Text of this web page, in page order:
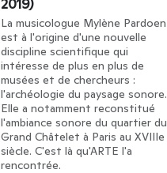
La musicologue Mylène Pardoen
est à l'origine d'une nouvelle
discipline scientifique qui
intéresse de plus en plus de
musées et de chercheurs :
l'archéologie du paysage sonore.
Elle a notamment reconstitué
l'ambiance sonore du quartier du
Grand Châtelet à Paris au XVIIIe
siècle. C'est là qu'ARTE l'a
rencontrée.